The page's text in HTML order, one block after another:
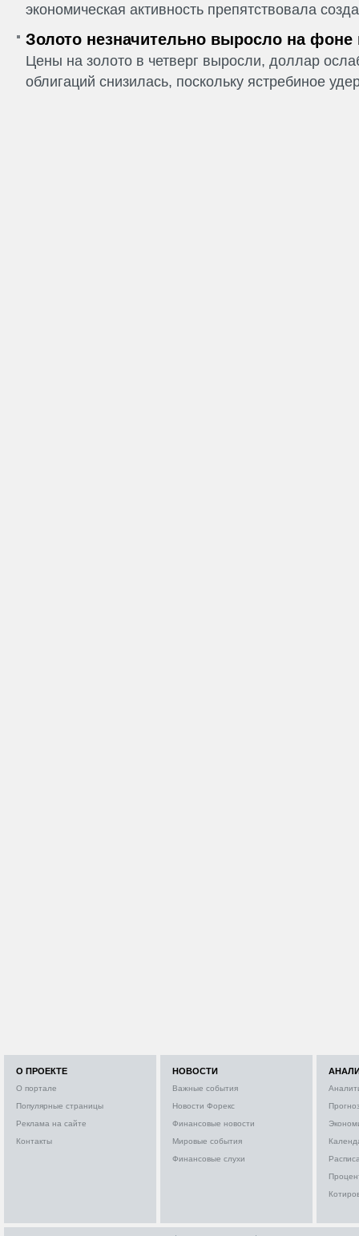
экономическая активность препятствовала
Золото незначительно выросло на фоне
Цены на золото в четверг выросли, доллар
облигаций снизилась, поскольку ястребиное
О ПРОЕКТЕ
О портале
Популярные страницы
Реклама на сайте
Контакты
НОВОСТИ
Важные события
Новости Форекс
Финансовые новости
Мировые события
Финансовые слухи